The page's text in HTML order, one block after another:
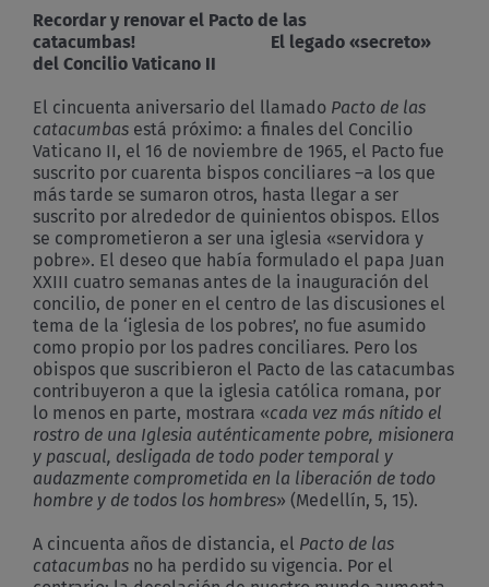
Recordar y renovar el Pacto de las
catacumbas! El legado «secreto»
del Concilio Vaticano II
El cincuenta aniversario del llamado Pacto de las
catacumbas está próximo: a finales del Concilio
Vaticano II, el 16 de noviembre de 1965, el Pacto fue
suscrito por cuarenta bispos conciliares –a los que
más tarde se sumaron otros, hasta llegar a ser
suscrito por alrededor de quinientos obispos. Ellos
se comprometieron a ser una iglesia «servidora y
pobre». El deseo que había formulado el papa Juan
XXIII cuatro semanas antes de la inauguración del
concilio, de poner en el centro de las discusiones el
tema de la ‘iglesia de los pobres’, no fue asumido
como propio por los padres conciliares. Pero los
obispos que suscribieron el Pacto de las catacumbas
contribuyeron a que la iglesia católica romana, por
lo menos en parte, mostrara «cada vez más nítido el
rostro de una Iglesia auténticamente pobre, misionera
y pascual, desligada de todo poder temporal y
audazmente comprometida en la liberación de todo
hombre y de todos los hombres» (Medellín, 5, 15).
A cincuenta años de distancia, el Pacto de las
catacumbas no ha perdido su vigencia. Por el